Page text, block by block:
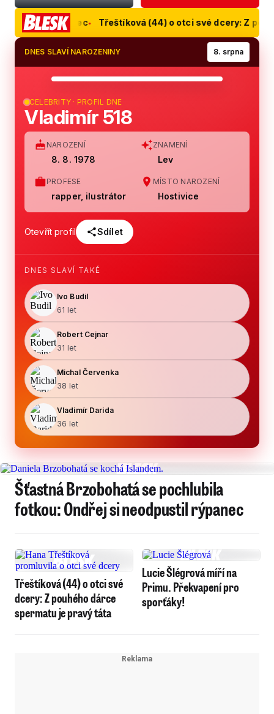
rýpanec Třeštíková (44) o otci své dcery: Z
DNES SLAVÍ NAROZENINY 8. srpna
48
CELEBRITY · PROFIL DNE
Vladimír 518
NAROZENÍ
8. 8. 1978
ZNAMENÍ
Lev
PROFESE
rapper, ilustrátor
MÍSTO NAROZENÍ
Hostivice
Otevřít profil Sdílet
DNES SLAVÍ TAKÉ
Ivo Budil
61 let
Robert Cejnar
31 let
Michal Červenka
38 let
Vladimír Darida
36 let
Šťastná Brzobohatá se pochlubila
fotkou: Ondřej si neodpustil rýpanec
Třeštíková (44) o otci své
dcery: Z pouhého dárce
spermatu je pravý táta
Lucie Šlégrová míří na
Primu. Překvapení pro
sporťáky!